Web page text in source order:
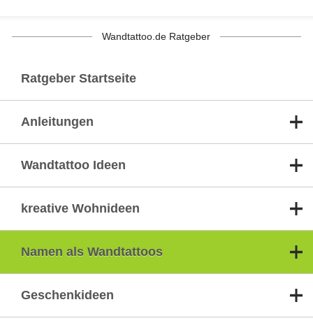
Wandtattoo.de Ratgeber
Ratgeber Startseite
Anleitungen
Wandtattoo Ideen
kreative Wohnideen
Namen als Wandtattoos
Geschenkideen